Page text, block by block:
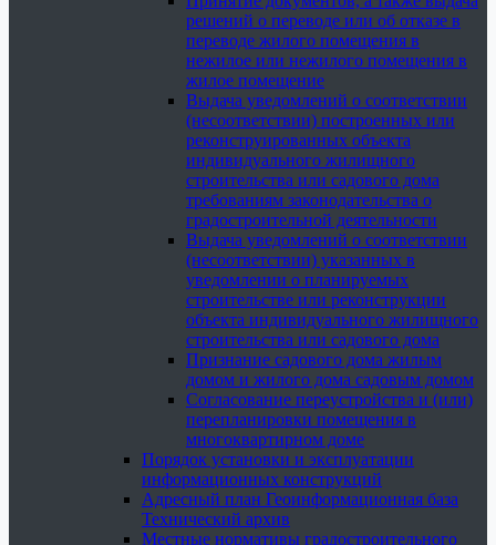
решений о переводе или об отказе в
переводе жилого помещения в
нежилое или нежилого помещения в
жилое помещение
Выдача уведомлений о соответствии
(несоответствии) построенных или
реконструированных объекта
индивидуального жилищного
строительства или садового дома
требованиям законодательства о
градостроительной деятельности
Выдача уведомлений о соответствии
(несоответствии) указанных в
уведомлении о планируемых
строительстве или реконструкции
объекта индивидуального жилищного
строительства или садового дома
Признание садового дома жилым
домом и жилого дома садовым домом
Согласование переустройства и (или)
перепланировки помещения в
многоквартирном доме
Порядок установки и эксплуатации
информационных конструкций
Адресный план Геоинформационная база
Технический архив
Местные нормативы градостроительного